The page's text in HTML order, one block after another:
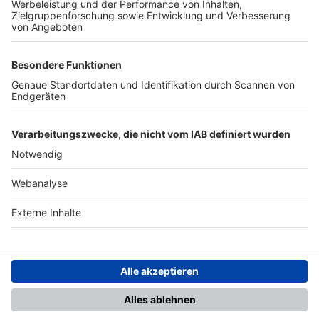
TOP-PARTNER
Nutzungsbedingungen Datenschutz Impressum